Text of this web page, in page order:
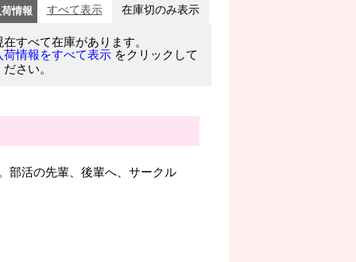
情報 すべて表示 在庫切のみ表示
在すべて在庫があります。
荷情報をすべて表示 をクリックして
さい。
部活の先輩、後輩へ、サークル